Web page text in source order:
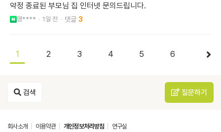
약정 종료된 부모님 집 인터넷 문의드립니다.
영**** 1일 전 3
1 2 3 4 5 6
검색 질문하기
회사소개 이용약관 개인정보처리방침 연구실